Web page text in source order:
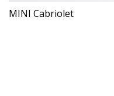
MINI Cabriolet